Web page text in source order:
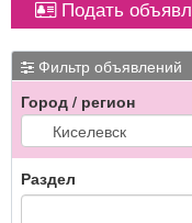
Подать
Фильтр объявлений
Город / регион
Раздел